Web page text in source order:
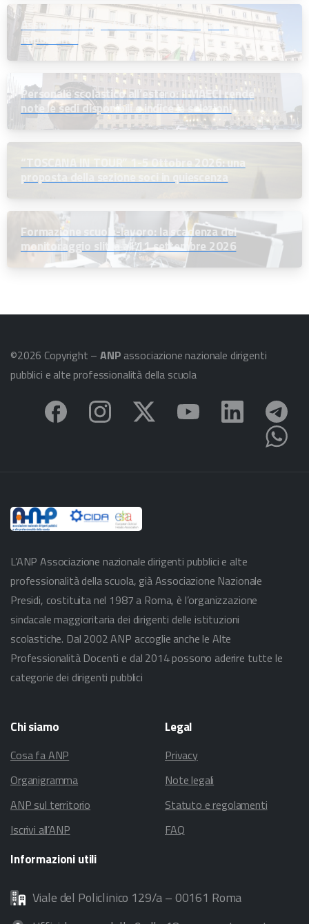
Assunzioni dirigenti scolastici: un segnale
importante
Personale scolastico all’estero: il MAECI rende
note le sedi disponibili e indice le selezioni
“TOSCANA IN TOUR” 1-5 Ottobre 2026: una
proposta della sezione soci in quiescenza
Formazione scuola-lavoro: la scadenza del
monitoraggio slitta all’11 settembre 2026
©2026 Copyright –ANP associazione nazionale dirigenti
pubblici e alte professionalità della scuola
L’ANP Associazione nazionale dirigenti pubblici e alte
professionalità della scuola, già Associazione Nazionale
Presidi, costituita nel 1987 a Roma, è l’organizzazione
sindacale maggioritaria dei dirigenti delle istituzioni
scolastiche. Dal 2002 ANP accoglie anche le Alte
Professionalità Docenti e dal 2014 possono aderire tutte le
categorie dei dirigenti pubblici
Chisiamo
Cosa fa ANP
Organigramma
ANP sul territorio
Iscrivi all’ANP
Legal
Privacy
Note legali
Statuto e regolamenti
FAQ
Informazioniutili
Viale del Policlinico 129/a – 00161 Roma